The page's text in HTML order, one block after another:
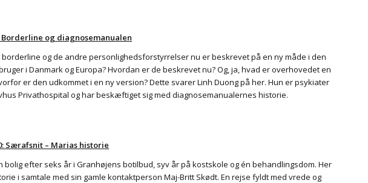
Borderline og diagnosemanualen
og de andre personlighedsforstyrrelser nu er beskrevet på en ny måde i den
i Danmark og Europa? Hvordan er de beskrevet nu? Og, ja, hvad er overhovedet en
er den udkommet i en ny version? Dette svarer Linh Duong på her. Hun er psykiater
Privathospital og har beskæftiget sig med diagnosemanualernes historie.
Særafsnit – Marias historie
bolig efter seks år i Granhøjens botilbud, syv år på kostskole og én behandlingsdom. Her
i samtale med sin gamle kontaktperson Maj-Britt Skødt. En rejse fyldt med vrede og